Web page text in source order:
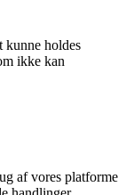
kunne holdes
ikke kan
af vores platforme